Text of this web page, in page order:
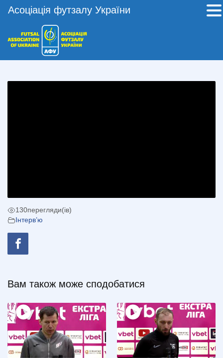
130перегляди(ів)
Інтерв’ю
Вам також може сподобатися
Асоціація футзалу України